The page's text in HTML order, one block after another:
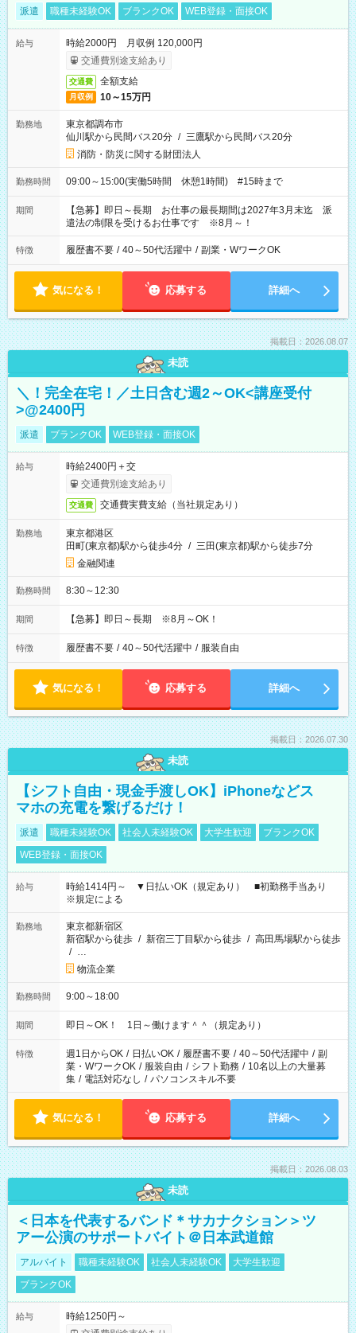
派遣 職種未経験OK ブランクOK WEB登録・面接OK
給与
時給2000円 月収例 120,000円
交通費別途支給あり
交通費 全額支給
月収例 10～15万円
勤務地
東京都調布市
仙川駅から民間バス20分 / 三鷹駅から民間バス20分
消防・防災に関する財団法人
勤務時間 09:00～15:00(実働5時間 休憩1時間) #15時まで
期間
【急募】即日～長期 お仕事の最長期間は2027年3月末迄 派
遣法の制限を受けるお仕事です ※8月～！
特徴 履歴書不要 / 40～50代活躍中 / 副業・WワークOK
気になる！ 応募する 詳細へ
掲載日：2026.08.07
未読
＼！完全在宅！／土日含む週2～OK<講座受付
>@2400円
派遣 ブランクOK WEB登録・面接OK
給与
時給2400円＋交
交通費別途支給あり
交通費 交通費実費支給（当社規定あり）
勤務地
東京都港区
田町(東京都)駅から徒歩4分 / 三田(東京都)駅から徒歩7分
金融関連
勤務時間 8:30～12:30
期間 【急募】即日～長期 ※8月～OK！
特徴 履歴書不要 / 40～50代活躍中 / 服装自由
気になる！ 応募する 詳細へ
掲載日：2026.07.30
未読
【シフト自由・現金手渡しOK】iPhoneなどス
マホの充電を繋げるだけ！
派遣 職種未経験OK 社会人未経験OK 大学生歓迎
ブランクOK
WEB登録・面接OK
給与
時給1414円～ ▼日払いOK（規定あり） ■初勤務手当あり
※規定による
勤務地
東京都新宿区
新宿駅から徒歩 / 新宿三丁目駅から徒歩 / 高田馬場駅から徒歩
/ …
物流企業
勤務時間 9:00～18:00
期間 即日～OK！ 1日～働けます＾＾（規定あり）
特徴 週1日からOK / 日払いOK / 履歴書不要 / 40～50代活躍中 / 副
業・WワークOK / 服装自由 / シフト勤務 / 10名以上の大量募
集 / 電話対応なし / パソコンスキル不要
気になる！ 応募する 詳細へ
掲載日：2026.08.03
未読
＜日本を代表するバンド＊サカナクション＞ツ
アー公演のサポートバイト＠日本武道館
アルバイト 職種未経験OK 社会人未経験OK
大学生歓迎
ブランクOK
給与
時給1250円～